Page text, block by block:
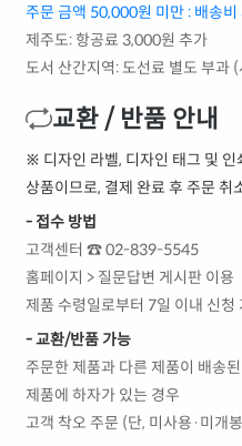
주문 금액 50,000원 미만 : 배송비
제주도: 항공료 3,000원 추가
도서 산간지역: 도선료 별도 부과
교환 / 반품 안내
※ 디자인 라벨, 디자인 태그 및
상품이므로, 결제 완료 후 주문 취
- 접수 방법
고객센터 ☎ 02-839-5545
홈페이지 > 질문답변 게시판 이용
제품 수령일로부터 7일 이내 신청
- 교환/반품 가능
주문한 제품과 다른 제품이 배송
제품에 하자가 있는 경우
고객 착오 주문 (단, 미사용·미개